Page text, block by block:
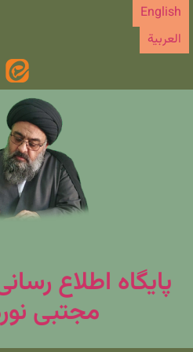
پرش
محتوا
English
العربیة
پایگاه اطلاع
مجتبی